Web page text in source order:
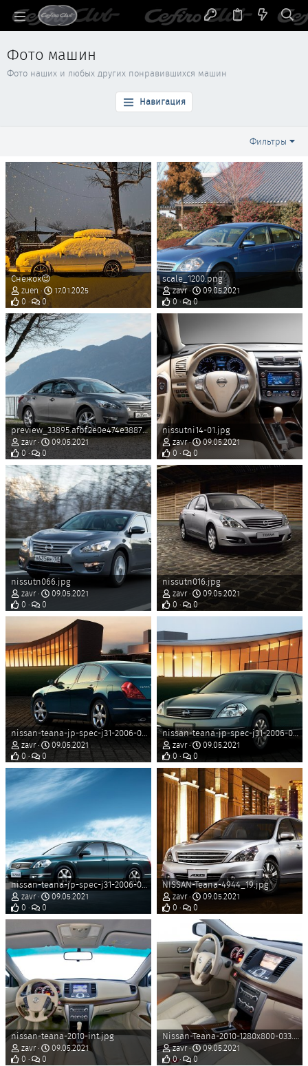
Фото машин
Фото наших и любых других понравившихся машин
Навигация
Фильтры
Снежок😉
zuen
17.01.2025
0
0
scale_1200.png
zavr
09.05.2021
0
0
preview_33895.afbf2e0e474e388764226ec031749af6.jpeg
zavr
09.05.2021
0
0
nissutni14-01.jpg
zavr
09.05.2021
0
0
nissutn066.jpg
zavr
09.05.2021
0
0
nissutn016.jpg
zavr
09.05.2021
0
0
nissan-teana-jp-spec-j31-2006-08y.jpg
zavr
09.05.2021
0
0
nissan-teana-jp-spec-j31-2006-08e.jpg
zavr
09.05.2021
0
0
nissan-teana-jp-spec-j31-2006-08.jpg
zavr
09.05.2021
0
0
NISSAN-Teana-4944_19.jpg
zavr
09.05.2021
0
0
nissan-teana-2010-int.jpg
zavr
09.05.2021
0
0
Nissan-Teana-2010-1280x800-033.jpg
zavr
09.05.2021
0
0